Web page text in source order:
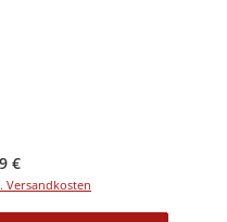
Preis:
€
Versandkosten